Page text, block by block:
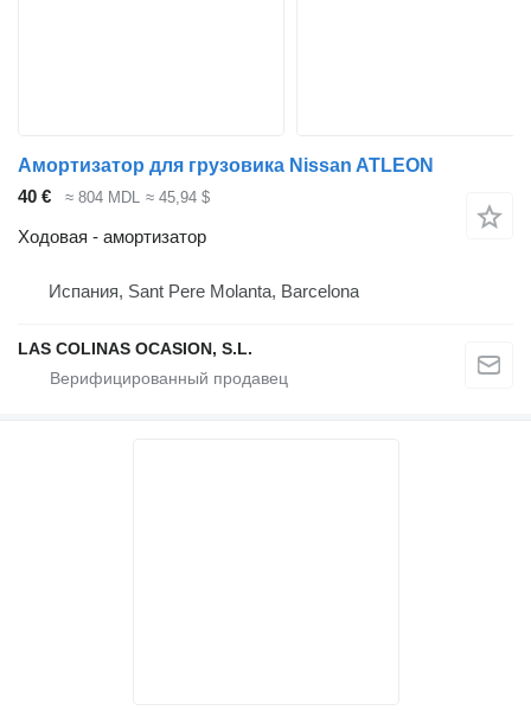
Амортизатор для грузовика Nissan ATLEON
40 €
≈ 804 MDL ≈ 45,94 $
Ходовая - амортизатор
Испания, Sant Pere Molanta, Barcelona
LAS COLINAS OCASION, S.L.